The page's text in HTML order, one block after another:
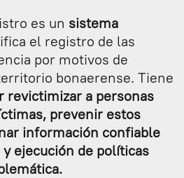
es un sistema
el registro de las
por motivos de
bonaerense. Tiene
revictimizar a personas
prevenir estos
información confiable
ejecución de políticas